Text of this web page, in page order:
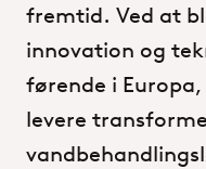
fremtid. Ved at
innovation og
førende i Europa,
levere